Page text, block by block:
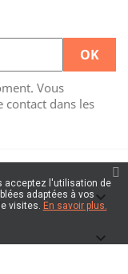
Vous
dans les


acceptez l'utilisation de
adaptées à vos
visites. En savoir plus.